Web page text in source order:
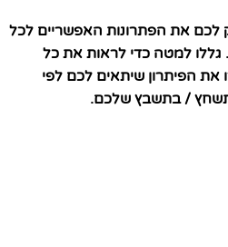
לכם את הפתרונות האפשריים לכל
למטה כדי לראות את כל
את הפיתרון שיתאים לכם לפי
/ בתשבץ שלכם.